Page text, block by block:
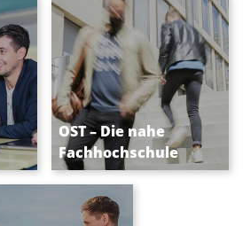
OST – Die nahe
Fachhochschule
Studieren an der OST –
Ostschweizer
Fachhochschule